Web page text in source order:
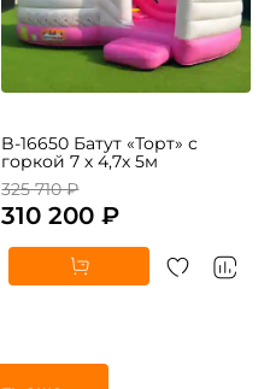
B-16650 Батут «Торт» с
325 710 ₽
310 200 ₽